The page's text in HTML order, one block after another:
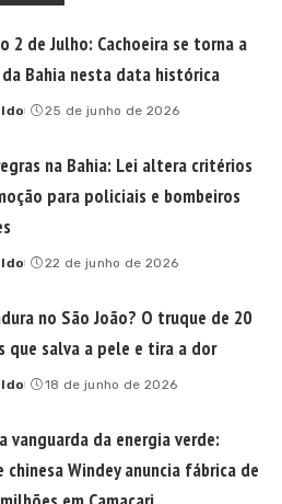
2 de Julho: Cachoeira se torna a
Bahia nesta data histórica
25 de junho de 2026
na Bahia: Lei altera critérios
para policiais e bombeiros
22 de junho de 2026
no São João? O truque de 20
que salva a pele e tira a dor
18 de junho de 2026
vanguarda da energia verde:
chinesa Windey anuncia fábrica de